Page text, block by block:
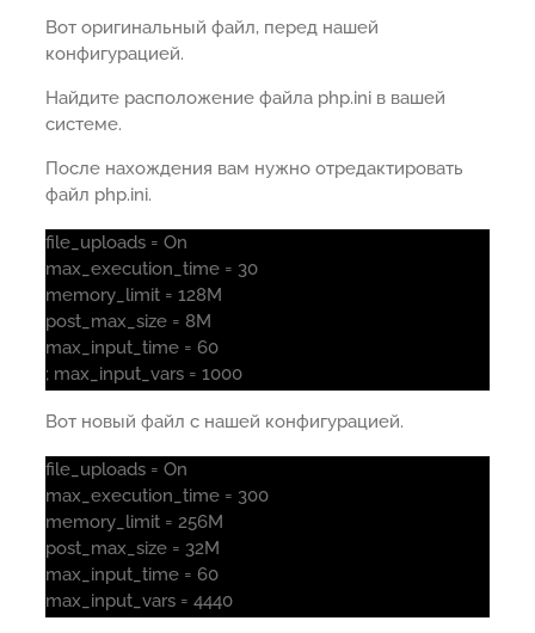
Вот оригинальный файл, перед нашей
конфигурацией.
Найдите расположение файла php.ini в вашей
системе.
После нахождения вам нужно отредактировать
файл php.ini.
file_uploads = On
max_execution_time = 30
memory_limit = 128M
post_max_size = 8M
max_input_time = 60
; max_input_vars = 1000
Вот новый файл с нашей конфигурацией.
file_uploads = On
max_execution_time = 300
memory_limit = 256M
post_max_size = 32M
max_input_time = 60
max_input_vars = 4440